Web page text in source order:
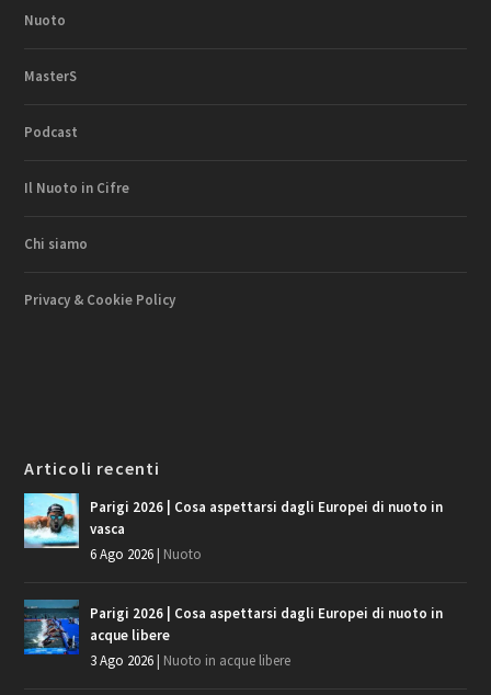
Nuoto
MasterS
Podcast
Il Nuoto in Cifre
Chi siamo
Privacy & Cookie Policy
Articoli recenti
Parigi 2026 | Cosa aspettarsi dagli Europei di nuoto in
vasca
6 Ago 2026| Nuoto
Parigi 2026 | Cosa aspettarsi dagli Europei di nuoto in
acque libere
3 Ago 2026| Nuoto in acque libere